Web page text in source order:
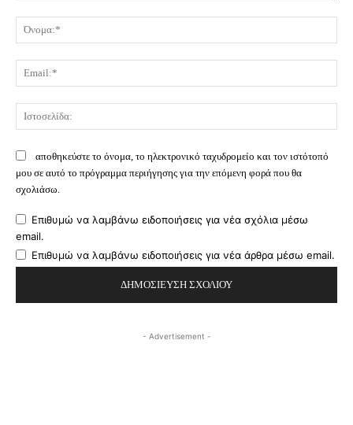
αποθηκεύστε το όνομα, το ηλεκτρονικό ταχυδρομείο και τον ιστότοπό
μου σε αυτό το πρόγραμμα περιήγησης για την επόμενη φορά που θα
σχολιάσω.
Επιθυμώ να λαμβάνω ειδοποιήσεις για νέα σχόλια μέσω
email.
Επιθυμώ να λαμβάνω ειδοποιήσεις για νέα άρθρα μέσω email.
- Advertisement -